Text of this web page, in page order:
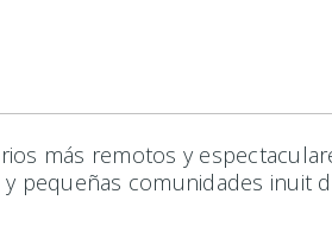
más remotos y
pequeñas comunidades inuit